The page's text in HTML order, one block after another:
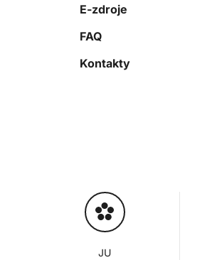
E-zdroje
FAQ
Kontakty
JU